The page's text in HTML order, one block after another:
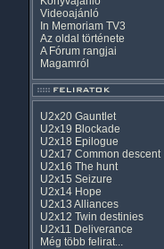
Videoajánló
In Memoriam TV3
Az oldal története
A Fórum rangjai
Magamról
U2x20 Gauntlet
U2x19 Blockade
U2x18 Epilogue
U2x17 Common descent
U2x16 The hunt
U2x15 Seizure
U2x14 Hope
U2x13 Alliances
U2x12 Twin destinies
U2x11 Deliverance
Még több felirat...